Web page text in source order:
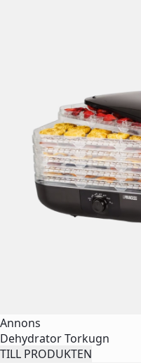
Annons
Dehydrator Torkugn
TILL PRODUKTEN